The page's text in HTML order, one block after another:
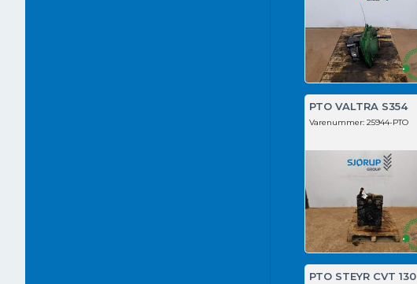
PTO VALTRA S354
Varenummer: 25944-PTO
PTO STEYR CVT 130